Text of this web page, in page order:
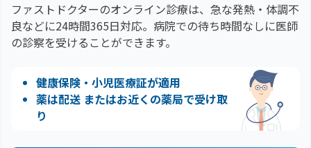
ファストドクターのオンライン診療は、急な発熱・体調不
良などに24時間365日対応。 病院での待ち時間なしに医師
の診察を受けることができます。
健康保険・小児医療証が適用
薬は配送 またはお近くの薬局で受け取
り